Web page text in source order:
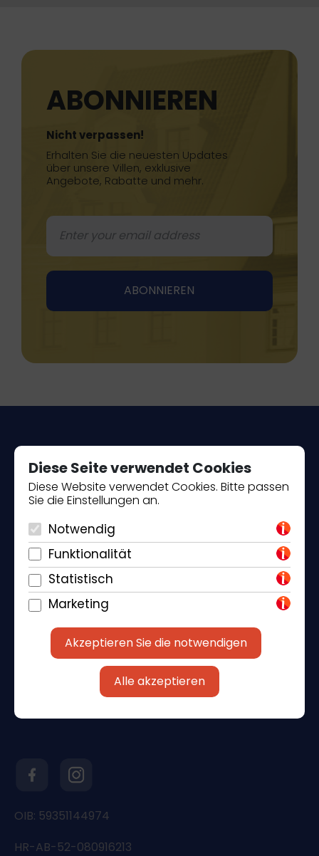
Diese Seite verwendet Cookies
Diese Website verwendet Cookies. Bitte passen
Sie die Einstellungen an.
Notwendig
Funktionalität
Statistisch
Marketing
Akzeptieren Sie die notwendigen
Alle akzeptieren
ABONNIEREN
Nicht verpassen!
Erhalten Sie die neuesten Updates
über unsere Villen, exklusive
Angebote, Rabatte und mehr.
Piantade 41, 52440 Poreč
+385 98 184 4015
info@klickandbook.com
OIB: 59351144974
HR-AB-52-080916213